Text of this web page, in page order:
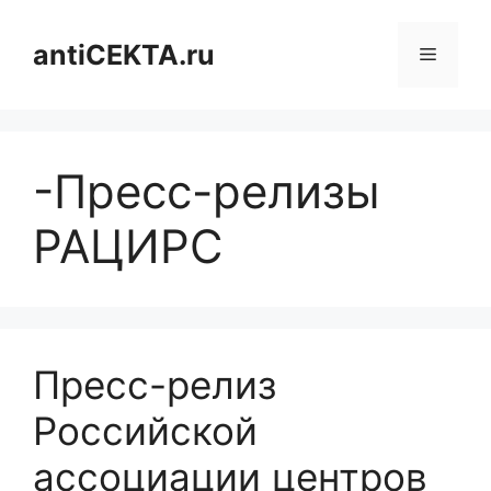
содержимому
antiCEKTA.ru Меню
-Пресс-релизы
РАЦИРС
Пресс-релиз
Российской
ассоциации центров